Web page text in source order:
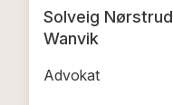
Solveig Nørstrud
Wanvik
Advokat